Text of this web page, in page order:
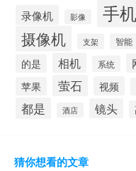
录像机 影像 手机
摄像机 支架 智能
的是 相机 系统
苹果 萤石 视频
都是
酒店 镜头
猜你想看的文章